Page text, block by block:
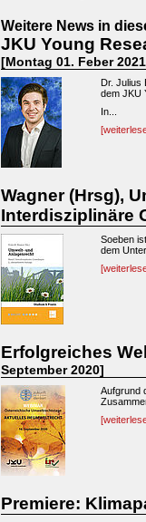
Weitere News in
JKU Young
[Montag 01. Feber
Dr. Julius
dem JKU
In...
Wagner (Hrsg),
Interdisziplinäre
Soeben
dem
Erfolgreiches
September 2020]
Aufgrund
Premiere: